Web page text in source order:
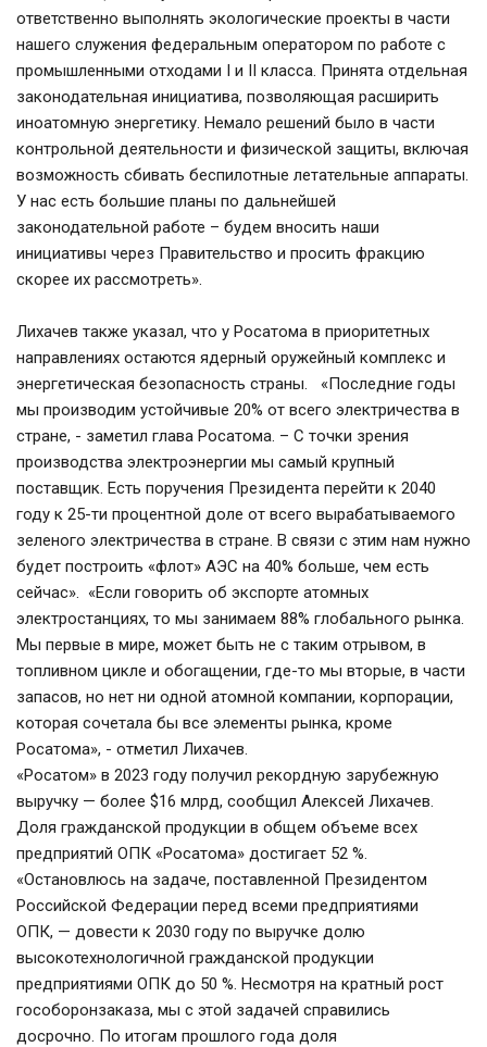
ответственно выполнять экологические проекты в части
нашего служения федеральным оператором по работе с
промышленными отходами I и II класса. Принята отдельная
законодательная инициатива, позволяющая расширить
иноатомную энергетику. Немало решений было в части
контрольной деятельности и физической защиты, включая
возможность сбивать беспилотные летательные аппараты.
У нас есть большие планы по дальнейшей
законодательной работе – будем вносить наши
инициативы через Правительство и просить фракцию
скорее их рассмотреть».
Лихачев также указал, что у Росатома в приоритетных
направлениях остаются ядерный оружейный комплекс и
энергетическая безопасность страны.   «Последние годы
мы производим устойчивые 20% от всего электричества в
стране, - заметил глава Росатома. – С точки зрения
производства электроэнергии мы самый крупный
поставщик. Есть поручения Президента перейти к 2040
году к 25-ти процентной доле от всего вырабатываемого
зеленого электричества в стране. В связи с этим нам нужно
будет построить «флот» АЭС на 40% больше, чем есть
сейчас».  «Если говорить об экспорте атомных
электростанциях, то мы занимаем 88% глобального рынка.
Мы первые в мире, может быть не с таким отрывом, в
топливном цикле и обогащении, где-то мы вторые, в части
запасов, но нет ни одной атомной компании, корпорации,
которая сочетала бы все элементы рынка, кроме
Росатома», - отметил Лихачев.
«Росатом» в 2023 году получил рекордную зарубежную
выручку — более $16 млрд, сообщил Алексей Лихачев.
Доля гражданской продукции в общем объеме всех
предприятий ОПК «Росатома» достигает 52 %.
«Остановлюсь на задаче, поставленной Президентом
Российской Федерации перед всеми предприятиями
ОПК, — довести к 2030 году по выручке долю
высокотехнологичной гражданской продукции
предприятиями ОПК до 50 %. Несмотря на кратный рост
гособоронзаказа, мы с этой задачей справились
досрочно. По итогам прошлого года доля